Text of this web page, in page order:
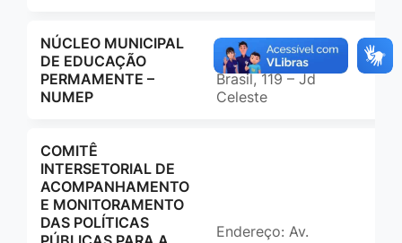
NÚCLEO MUNICIPAL
DE EDUCAÇÃO
PERMAMENTE –
NUMEP
Endereço: Av.
Brasil, 119 – Jd
Celeste
COMITÊ
INTERSETORIAL DE
ACOMPANHAMENTO
E MONITORAMENTO
DAS POLÍTICAS
Endereço: Av.